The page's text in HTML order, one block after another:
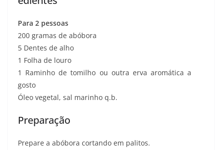
Para 2 pessoas
200 gramas de abóbora
5 Dentes de alho
1 Folha de louro
1 Raminho de tomilho ou outra erva aromática a
gosto
Óleo vegetal, sal marinho q.b.
Preparação
Prepare a abóbora cortando em palitos.